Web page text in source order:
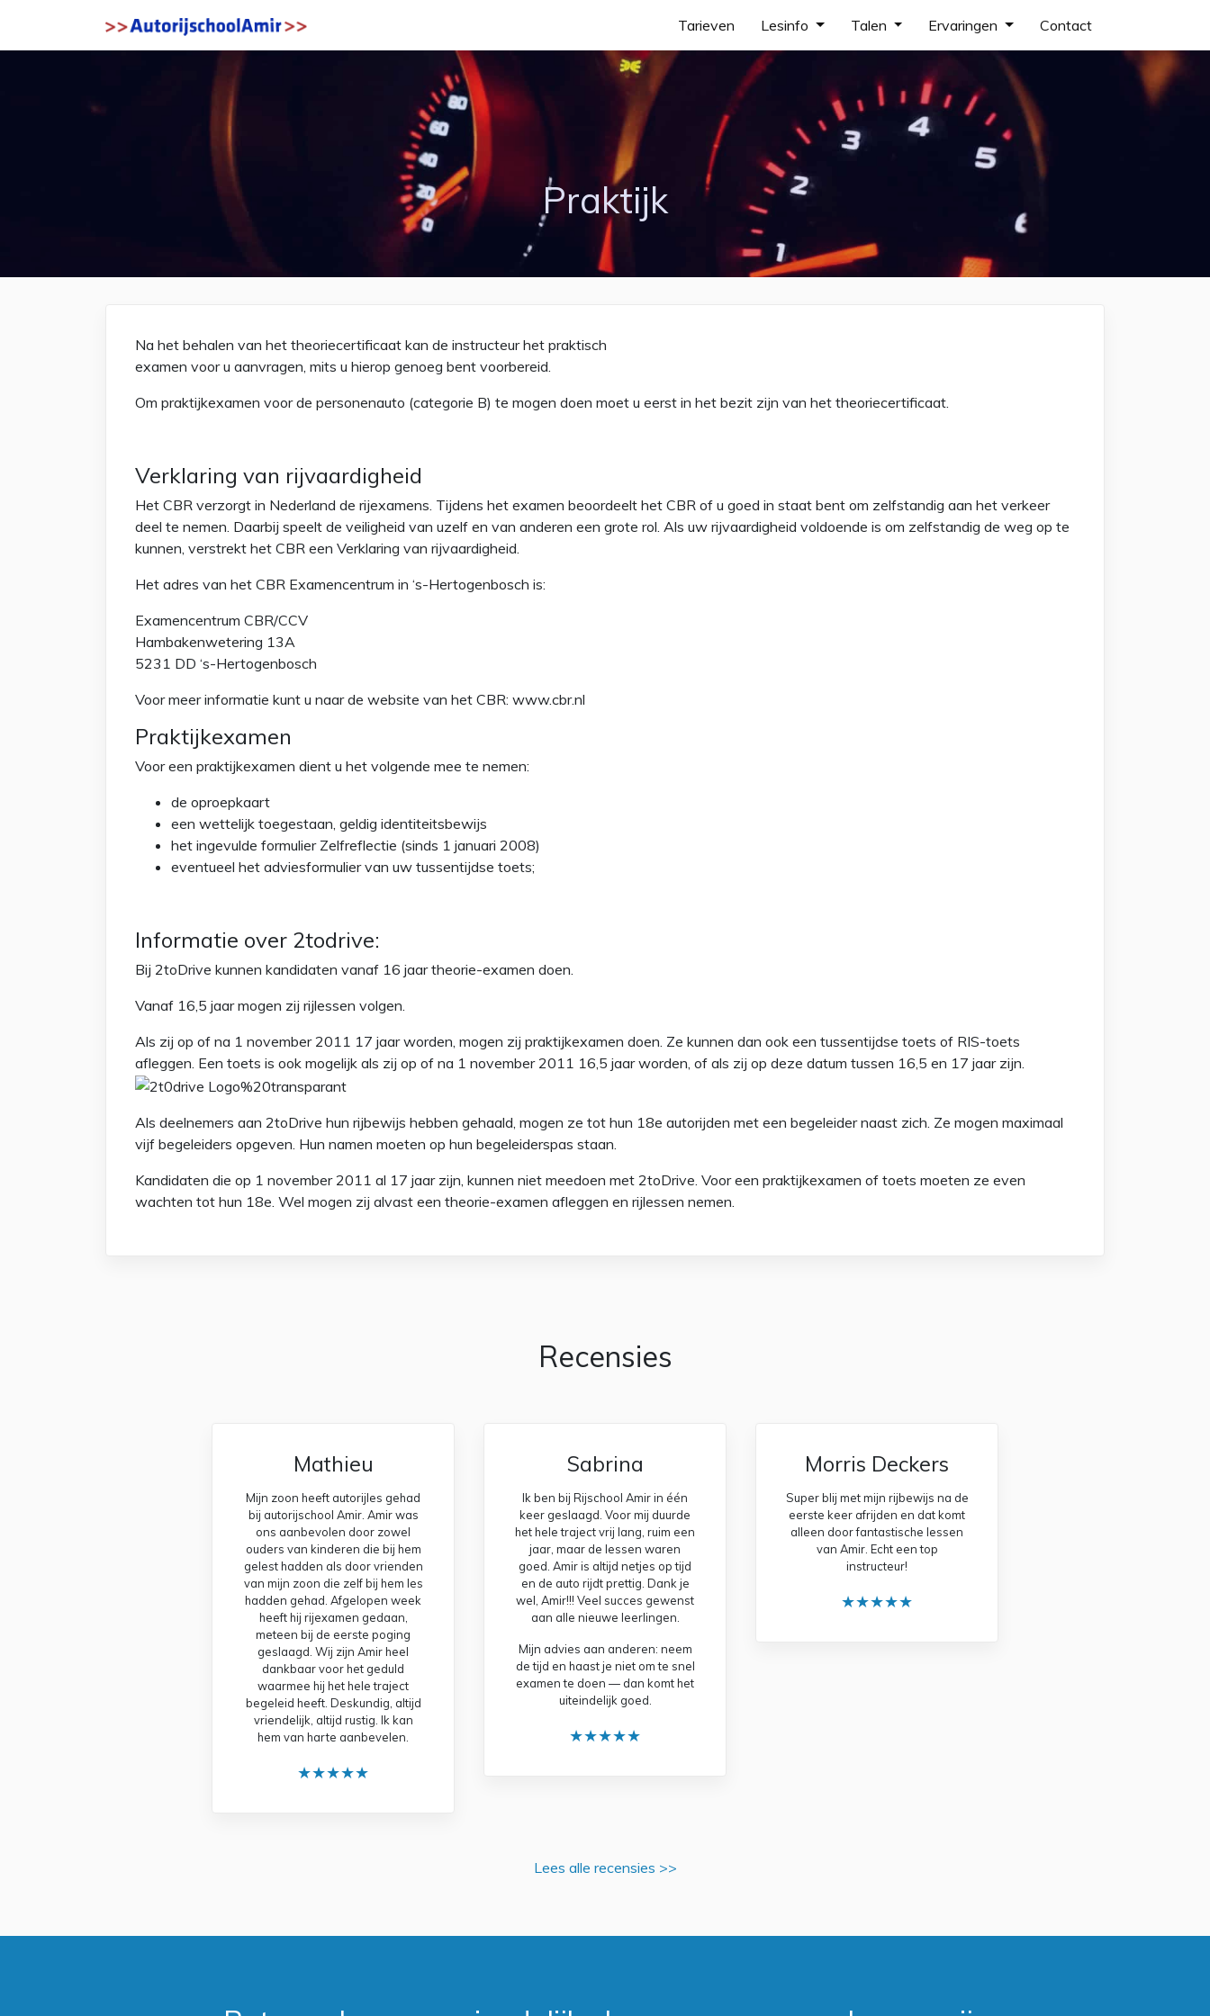
Tarieven Lesinfo Talen Ervaringen Contact
Praktijk
Na het behalen van het theoriecertificaat kan de instructeur het praktisch
examen voor u aanvragen, mits u hierop genoeg bent voorbereid.
Om praktijkexamen voor de personenauto (categorie B) te mogen doen moet u eerst in het bezit zijn van het theoriecertificaat.
Verklaring van rijvaardigheid
Het CBR verzorgt in Nederland de rijexamens. Tijdens het examen beoordeelt het CBR of u goed in staat bent om zelfstandig aan het verkeer
deel te nemen. Daarbij speelt de veiligheid van uzelf en van anderen een grote rol. Als uw rijvaardigheid voldoende is om zelfstandig de weg op te
kunnen, verstrekt het CBR een Verklaring van rijvaardigheid.
Het adres van het CBR Examencentrum in ‘s-Hertogenbosch is:
Examencentrum CBR/CCV
Hambakenwetering 13A
5231 DD ‘s-Hertogenbosch
Voor meer informatie kunt u naar de website van het CBR: www.cbr.nl
Praktijkexamen
Voor een praktijkexamen dient u het volgende mee te nemen:
de oproepkaart
een wettelijk toegestaan, geldig identiteitsbewijs
het ingevulde formulier Zelfreflectie (sinds 1 januari 2008)
eventueel het adviesformulier van uw tussentijdse toets;
Informatie over 2todrive:
Bij 2toDrive kunnen kandidaten vanaf 16 jaar theorie-examen doen.
Vanaf 16,5 jaar mogen zij rijlessen volgen.
Als zij op of na 1 november 2011 17 jaar worden, mogen zij praktijkexamen doen. Ze kunnen dan ook een tussentijdse toets of RIS-toets
afleggen. Een toets is ook mogelijk als zij op of na 1 november 2011 16,5 jaar worden, of als zij op deze datum tussen 16,5 en 17 jaar zijn.
Als deelnemers aan 2toDrive hun rijbewijs hebben gehaald, mogen ze tot hun 18e autorijden met een begeleider naast zich. Ze mogen maximaal
vijf begeleiders opgeven. Hun namen moeten op hun begeleiderspas staan.
Kandidaten die op 1 november 2011 al 17 jaar zijn, kunnen niet meedoen met 2toDrive. Voor een praktijkexamen of toets moeten ze even
wachten tot hun 18e. Wel mogen zij alvast een theorie-examen afleggen en rijlessen nemen.
Recensies
Mathieu
Mijn zoon heeft autorijles gehad
bij autorijschool Amir. Amir was
ons aanbevolen door zowel
ouders van kinderen die bij hem
gelest hadden als door vrienden
van mijn zoon die zelf bij hem les
hadden gehad. Afgelopen week
heeft hij rijexamen gedaan,
meteen bij de eerste poging
geslaagd. Wij zijn Amir heel
dankbaar voor het geduld
waarmee hij het hele traject
begeleid heeft. Deskundig, altijd
vriendelijk, altijd rustig. Ik kan
hem van harte aanbevelen.
★★★★★
Sabrina
Ik ben bij Rijschool Amir in één
keer geslaagd. Voor mij duurde
het hele traject vrij lang, ruim een
jaar, maar de lessen waren
goed. Amir is altijd netjes op tijd
en de auto rijdt prettig. Dank je
wel, Amir!!! Veel succes gewenst
aan alle nieuwe leerlingen.
Mijn advies aan anderen: neem
de tijd en haast je niet om te snel
examen te doen — dan komt het
uiteindelijk goed.
★★★★★
Morris Deckers
Super blij met mijn rijbewijs na de
eerste keer afrijden en dat komt
alleen door fantastische lessen
van Amir. Echt een top
instructeur!
★★★★★
Lees alle recensies >>